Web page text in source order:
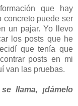
que hay
concreto puede ser
un pajar. Yo llevo
los posts que he
que tenía que
posts en mi
van las pruebas.
llama, ¡dámelo